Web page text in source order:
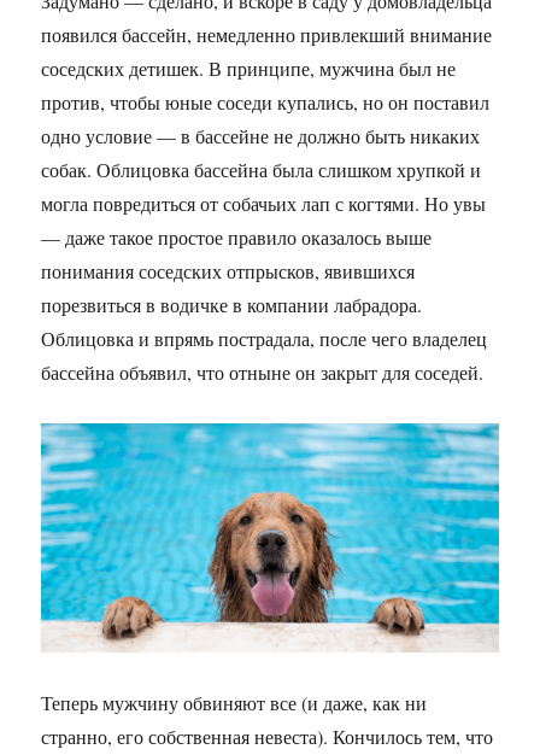
появился бассейн, немедленно привлекший внимание
соседских детишек. В принципе, мужчина был не
против, чтобы юные соседи купались, но он поставил
одно условие — в бассейне не должно быть никаких
собак. Облицовка бассейна была слишком хрупкой и
могла повредиться от собачьих лап с когтями. Но увы
— даже такое простое правило оказалось выше
понимания соседских отпрысков, явившихся
порезвиться в водичке в компании лабрадора.
Облицовка и впрямь пострадала, после чего владелец
бассейна объявил, что отныне он закрыт для соседей.
Теперь мужчину обвиняют все (и даже, как ни
странно, его собственная невеста). Кончилось тем, что